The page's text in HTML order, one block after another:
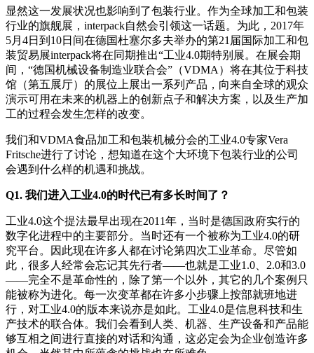
显然这一发展状况也影响到了包装行业。作为全球加工和包装
行业的旗舰展，interpack自然会引领这一话题。为此，2017年
5月4日到10日间在德国杜塞尔多夫举办的第21届国际加工和包
装贸易展interpack将在同期推出“工业4.0期特别展。在展会期
间，“德国机械设备制造业联合会”（VDMA）将在其位于科技
馆（第五展厅）的展位上展出一系列产品，向来自全球的观众
演示可用在未来的机器上的创新点子和解决方案，以及生产加
工的过程会发生怎样的改变。
我们和VDMA食品加工和包装机械分会的工业4.0专家Vera
Fritsche进行了讨论，想知道在这个大环境下包装行业的公司
会遇到什么样的机遇和挑战。
Q1. 我们进入工业4.0的时代已有多长时间了？
工业4.0这个提法最早出现在2011年，当时是德国政府实行的
数字化进程中的主要部分。当时还有一个被称为工业4.0的研
究平台。因此现在许多人都在讨论第四次工业革命。尽管如
此，很多人经常会忘记其先行者——也就是工业1.0、2.0和3.0
——完全不是革命性的，除了第一个以外，其它的几个案例只
能被称为进化。每一次变革都在许多小步骤上按部就班地进
行，对工业4.0的版本来说亦是如此。工业4.0是信息科技和生
产技术的联合体。我们会看到人类、机器、生产设备和产品能
够互相之间进行直接的对话和沟通，这必定会为企业创造许多